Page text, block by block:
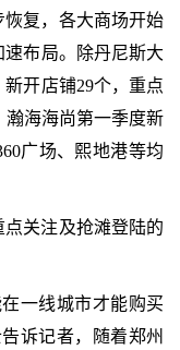
复，各大商场开始
布局。除丹尼斯大
开店铺29个，重点
瀚海海尚第一季度新
广场、熙地港等均
关注及抢滩登陆的
一线城市才能购买
诉记者，随着郑州